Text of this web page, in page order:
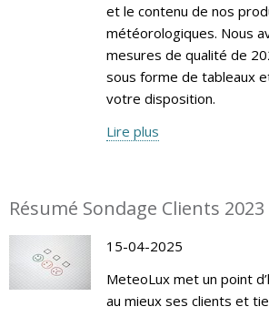
et le contenu de nos
météorologiques. Nous
mesures de qualité de
sous forme de tableaux
votre disposition.
Lire plus
Résumé Sondage Clients 2023
15-04-2025
MeteoLux met un point
au mieux ses clients et